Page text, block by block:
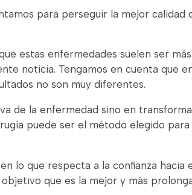
para perseguir la mejor calidad
estas enfermedades suelen ser más
noticia. Tengamos en cuenta que
no son muy diferentes.
de la enfermedad sino en
puede ser el método elegido para
lo que respecta a la confianza hacia
que es la mejor y más